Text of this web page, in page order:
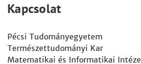
Kapcsolat
Pécsi Tudományegyetem
Természettudományi Kar
Matematikai és Informatikai